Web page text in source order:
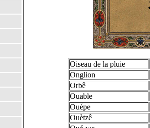
Oiseau de la pluie
Onglion
Orbê
Ouable
Ouépe
Ouètzê